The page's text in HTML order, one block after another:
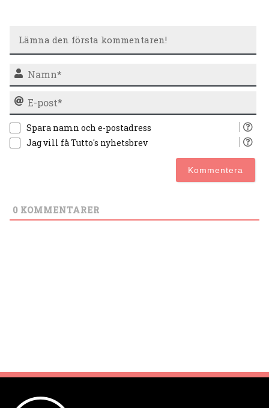
Spara namn och e-postadress
Jag vill få Tutto's nyhetsbrev
0 KOMMENTARER